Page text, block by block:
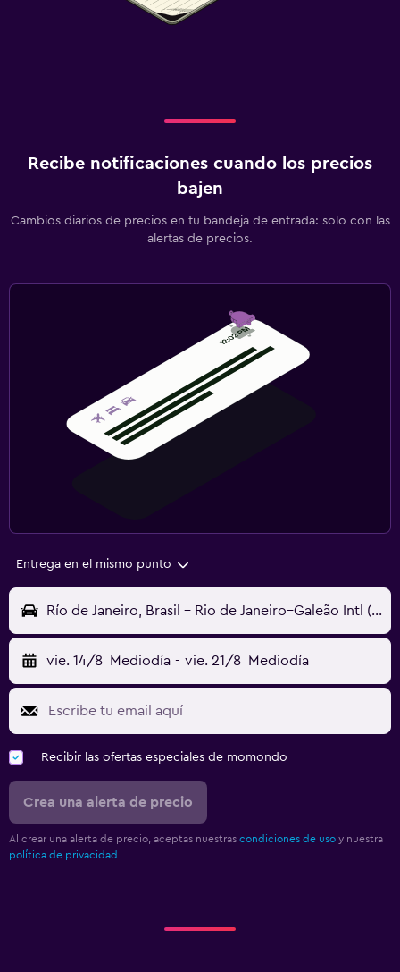
Recibe notificaciones cuando los precios
bajen
Cambios diarios de precios en tu bandeja de entrada: solo con las
alertas de precios.
Entrega en el mismo punto
Río de Janeiro, Brasil - Rio de Janeiro–Galeão Intl (GIG)
vie. 14/8 Mediodía - vie. 21/8 Mediodía
Recibir las ofertas especiales de momondo
Crea una alerta de precio
Al crear una alerta de precio, aceptas nuestras condiciones de uso y nuestra
política de privacidad..